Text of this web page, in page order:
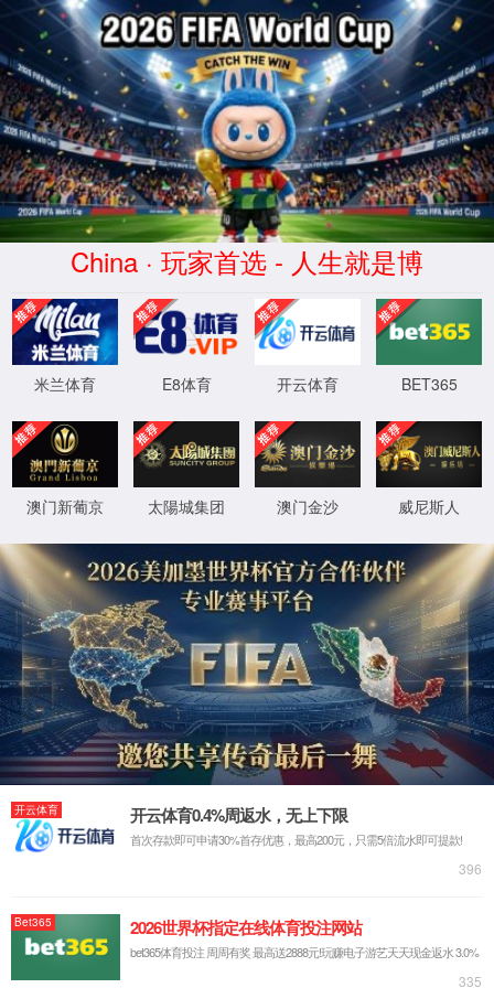
taptap188(正版游戏)官方网站
您访问的页面不存在或链接已损坏。请尝试以下操作：
> 检查网址是否正确
> 尝试直接从主页
XML 地图